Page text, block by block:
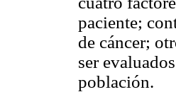
paciente;
de cáncer;
ser
población.